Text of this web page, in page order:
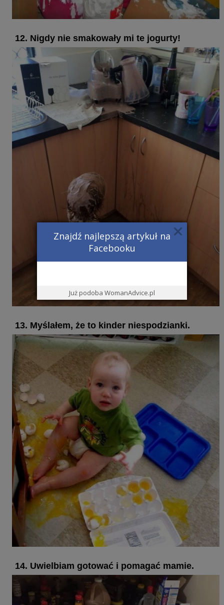
12. Nigdy nie smakowały mi te jogurty!
13. Myślałem, że to kinder niespodzianki.
14. Uwielbiam gotować i pomagać mamie.
Znajdź najlepszą artykuł na
Facebooku
Już podoba WomanAdvice.pl